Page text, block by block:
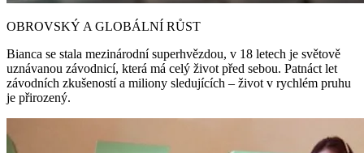
OBROVSKÝ A GLOBÁLNÍ RŮST
Bianca se stala mezinárodní superhvězdou, v 18 letech je světově
uznávanou závodnicí, která má celý život před sebou. Patnáct let
závodních zkušeností a miliony sledujících – život v rychlém pruhu
je přirozený.